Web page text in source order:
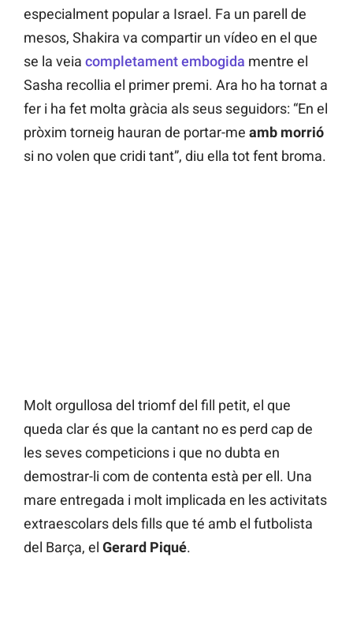
especialment popular a Israel. Fa un parell de
mesos, Shakira va compartir un vídeo en el que
se la veia completament embogida mentre el
Sasha recollia el primer premi. Ara ho ha tornat a
fer i ha fet molta gràcia als seus seguidors: “En el
pròxim torneig hauran de portar-me amb morrió
si no volen que cridi tant”, diu ella tot fent broma.
Molt orgullosa del triomf del fill petit, el que
queda clar és que la cantant no es perd cap de
les seves competicions i que no dubta en
demostrar-li com de contenta està per ell. Una
mare entregada i molt implicada en les activitats
extraescolars dels fills que té amb el futbolista
del Barça, el Gerard Piqué.